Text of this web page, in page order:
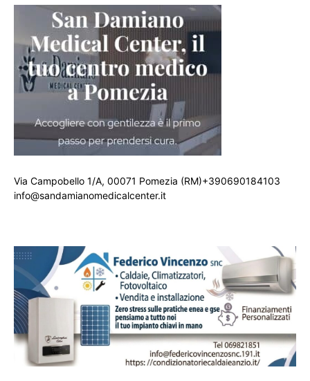
Via Campobello 1/A, 00071 Pomezia (RM)+390690184103
info@sandamianomedicalcenter.it